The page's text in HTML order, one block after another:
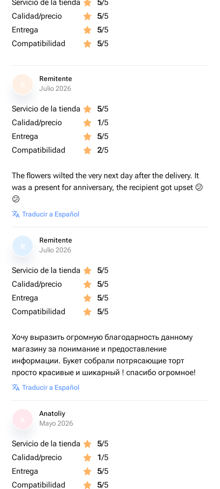
Servicio de la tienda 5/5
Calidad/precio
5/5
Entrega
5/5
Compatibilidad
5/5
R
Remitente
Julio 2026
Servicio de la tienda 5/5
Calidad/precio
1/5
Entrega
5/5
Compatibilidad
2/5
The flowers wilted the very next day after the delivery. It
was a present for anniversary, the recipient got upset 😕
😕
Traducir a Español
R
Remitente
Julio 2026
Servicio de la tienda 5/5
Calidad/precio
5/5
Entrega
5/5
Compatibilidad
5/5
Хочу выразить огромную благодарность данному
магазину за понимание и предоставление
информации. Букет собрали потрясающие торт
просто красивые и шикарный ! спасибо огромное!
Traducir a Español
Anatoliy
Mayo 2026
Servicio de la tienda 5/5
Calidad/precio
1/5
Entrega
5/5
Compatibilidad
5/5